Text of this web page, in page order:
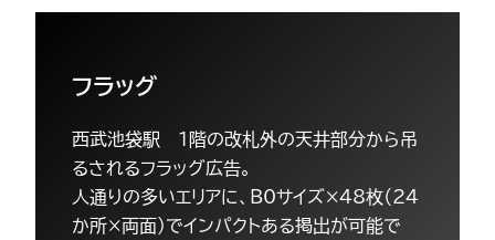
フラッグ
西武池袋駅 1階の改札外の天井部分から吊
るされるフラッグ広告。
人通りの多いエリアに、B0サイズ×48枚（24
か所×両面）でインパクトある掲出が可能で